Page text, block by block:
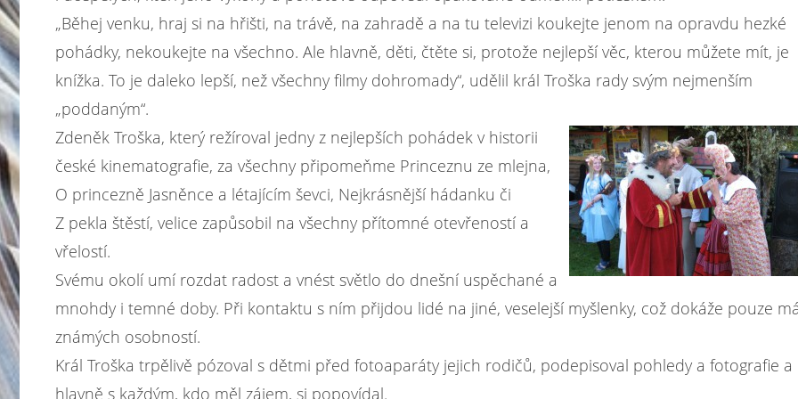
„Běhej venku, hraj si na hřišti, na trávě, na zahradě a na tu televizi koukejte jenom na opravdu hezké
pohádky, nekoukejte na všechno. Ale hlavně, děti, čtěte si, protože nejlepší věc, kterou můžete mít, je
knížka. To je daleko lepší, než všechny filmy dohromady“, udělil král Troška rady svým nejmenším
„poddaným“.
Zdeněk Troška, který režíroval jedny z nejlepších pohádek v historii
české kinematografie, za všechny připomeňme Princeznu ze mlejna,
O princezně Jasněnce a létajícím ševci, Nejkrásnější hádanku či
Z pekla štěstí, velice zapůsobil na všechny přítomné otevřeností a
vřelostí.
Svému okolí umí rozdat radost a vnést světlo do dnešní uspěchané a
mnohdy i temné doby. Při kontaktu s ním přijdou lidé na jiné, veselejší myšlenky, což dokáže pouze
známých osobností.
Král Troška trpělivě pózoval s dětmi před fotoaparáty jejich rodičů, podepisoval pohledy a fotografie a
hlavně s každým, kdo měl zájem, si popovídal.